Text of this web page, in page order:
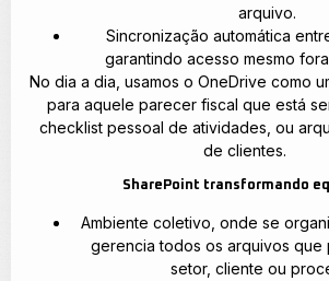
arquivo.
Sincronização automática
garantindo acesso mesmo
No dia a dia, usamos o OneDrive como
para aquele parecer fiscal que está
checklist pessoal de atividades, ou
de clientes.
SharePoint transformando
Ambiente coletivo, onde se
gerencia todos os arquivos que
setor, cliente ou